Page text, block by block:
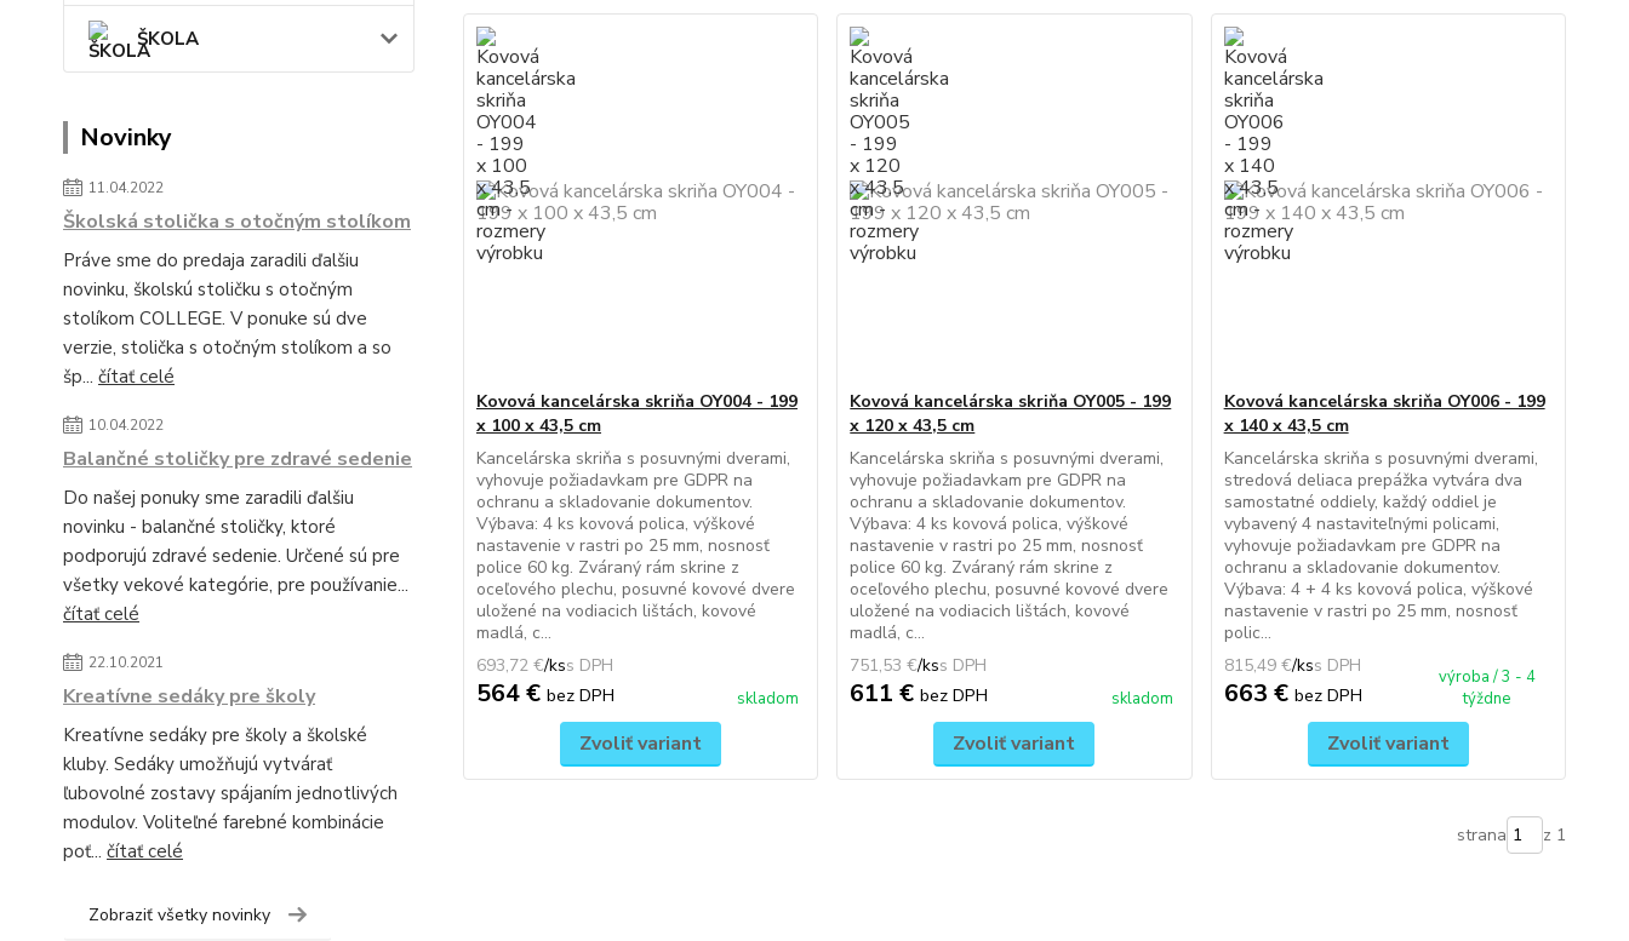
ŠKOLA
Novinky
11.04.2022
Školská stolička s otočným stolíkom
Práve sme do predaja zaradili ďalšiu
novinku, školskú stoličku s otočným
stolíkom COLLEGE. V ponuke sú dve
verzie, stolička s otočným stolíkom a so
šp... čítať celé
10.04.2022
Balančné stoličky pre zdravé sedenie
Do našej ponuky sme zaradili ďalšiu
novinku - balančné stoličky, ktoré
podporujú zdravé sedenie. Určené sú pre
všetky vekové kategórie, pre používanie...
čítať celé
22.10.2021
Kreatívne sedáky pre školy
Kreatívne sedáky pre školy a školské
kluby. Sedáky umožňujú vytvárať
ľubovolné zostavy spájaním jednotlivých
modulov. Voliteľné farebné kombinácie
poť... čítať celé
Zobraziť všetky novinky
Kovová kancelárska skriňa OY004 - 199
x 100 x 43,5 cm
Kancelárska skriňa s posuvnými dverami,
vyhovuje požiadavkam pre GDPR na
ochranu a skladovanie dokumentov.
Výbava: 4 ks kovová polica, výškové
nastavenie v rastri po 25 mm, nosnosť
police 60 kg. Zváraný rám skrine z
oceľového plechu, posuvné kovové dvere
uložené na vodiacich lištách, kovové
madlá, c...
693,72 €/ks
564 € bez DPH skladom
Zvoliť variant
Kovová kancelárska skriňa OY005 - 199
x 120 x 43,5 cm
Kancelárska skriňa s posuvnými dverami,
vyhovuje požiadavkam pre GDPR na
ochranu a skladovanie dokumentov.
Výbava: 4 ks kovová polica, výškové
nastavenie v rastri po 25 mm, nosnosť
police 60 kg. Zváraný rám skrine z
oceľového plechu, posuvné kovové dvere
uložené na vodiacich lištách, kovové
madlá, c...
751,53 €/ks
611 €bez DPH skladom
Zvoliť variant
Kovová kancelárska skriňa OY006 - 199
x 140 x 43,5 cm
Kancelárska skriňa s posuvnými dverami,
stredová deliaca prepážka vytvára dva
samostatné oddiely, každý oddiel je
vybavený 4 nastaviteľnými policami,
vyhovuje požiadavkam pre GDPR na
ochranu a skladovanie dokumentov.
Výbava: 4 + 4 ks kovová polica, výškové
nastavenie v rastri po 25 mm, nosnosť
polic...
815,49 €/ks
663 € bez DPH
výroba / 3 - 4
týždne
Zvoliť variant
strana z 1